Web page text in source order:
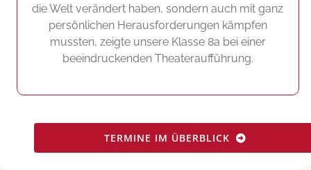
die Welt verändert haben, sondern auch mit ganz
persönlichen Herausforderungen kämpfen
mussten, zeigte unsere Klasse 8a bei einer
beeindruckenden Theateraufführung.
TERMINE IM ÜBERBLICK